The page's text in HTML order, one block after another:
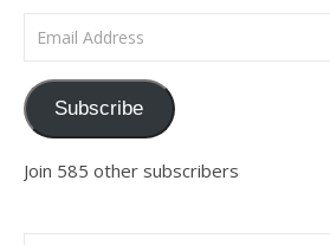
Subscribe
Join 585 other subscribers